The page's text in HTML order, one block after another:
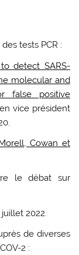
tests PCR :
detect SARS-
molecular and
false positive
vice président
Cowan et
le débat sur
juillet 2022.
de diverses
2 :